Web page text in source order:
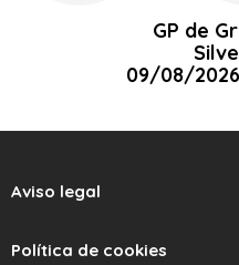
GP de
09/08/2026
Aviso legal
Política de cookies